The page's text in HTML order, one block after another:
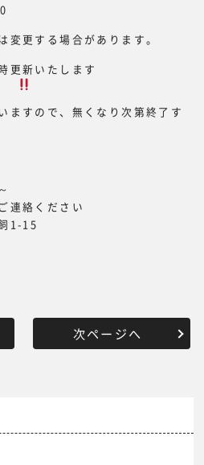
更する場合があります。
更新いたします
ますので、無くなり次第終了す
連絡ください
1-15
次ページへ